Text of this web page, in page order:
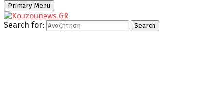
Primary Menu
Search for: Search